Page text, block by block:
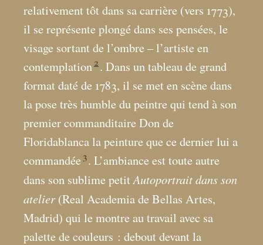
relativement tôt dans sa carrière (vers 1773),
il se représente plongé dans ses pensées, le
visage sortant de l’ombre – l’artiste en
contemplation 2 . Dans un tableau de grand
format daté de 1783, il se met en scène dans
la pose très humble du peintre qui tend à son
premier commanditaire Don de
Floridablanca la peinture que ce dernier lui a
commandée 3. L’ambiance est toute autre
dans son sublime petitAutoportrait dans son
atelier(Real Academia de Bellas Artes,
Madrid) qui le montre au travail avec sa
palette de couleurs : debout devant la